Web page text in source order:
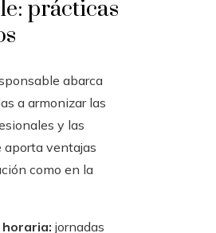
prácticas
abarca
a armonizar las
y las
aporta ventajas
como en la
horaria: jornadas